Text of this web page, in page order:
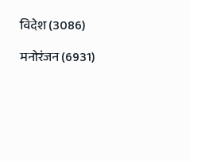
विदेश (3086)
मनोरंजन (6931)